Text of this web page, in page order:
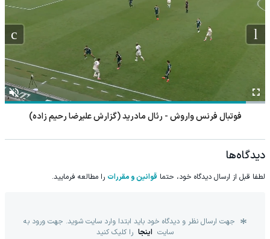
تنیس نونو بورگس - لوچانو داردری
دیدگاه‌ها
لطفا قبل از ارسال دیدگاه خود، حتما قوانین و مقررات را مطالعه فرمایید.
جهت ارسال نظر و دیدگاه خود باید ابتدا وارد سایت شوید. جهت ورود به
سایت اینجا را کلیک کنید